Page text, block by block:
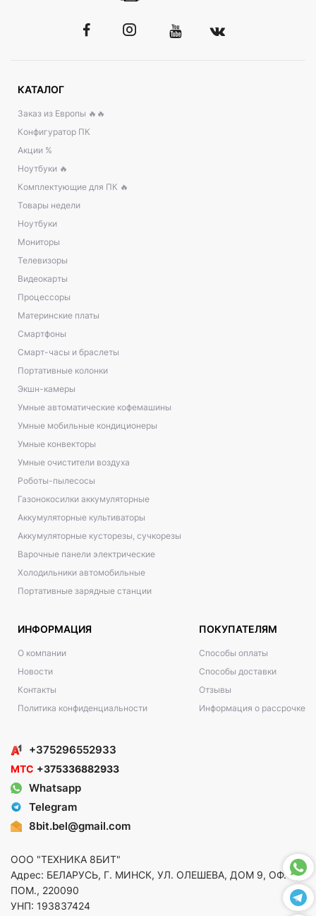
КАТАЛОГ
Заказ из Европы 🔥🔥
Конфигуратор ПК
Акции %
Ноутбуки 🔥
Комплектующие для ПК 🔥
Товары недели
Ноутбуки
Мониторы
Телевизоры
Видеокарты
Процессоры
Материнские платы
Смартфоны
Смарт-часы и браслеты
Портативные колонки
Экшн-камеры
Умные автоматические кофемашины
Умные мобильные кондиционеры
Умные конвекторы
Умные очистители воздуха
Роботы-пылесосы
Газонокосилки аккумуляторные
Аккумуляторные культиваторы
Аккумуляторные кусторезы, сучкорезы
Варочные панели электрические
Холодильники автомобильные
Портативные зарядные станции
ИНФОРМАЦИЯ
О компании
Новости
Контакты
Политика конфиденциальности
ПОКУПАТЕЛЯМ
Способы оплаты
Способы доставки
Отзывы
Информация о рассрочке
+375296552933
МТС +375336882933
Whatsapp
Telegram
8bit.bel@gmail.com
ООО "ТЕХНИКА 8БИТ"
Адрес: БЕЛАРУСЬ, Г. МИНСК, УЛ. ОЛЕШЕВА, ДОМ 9, ОФ. 5,
ПОМ., 220090
УНП: 193837424